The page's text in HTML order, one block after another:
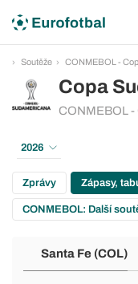
Soutěže CONMEBOL -
Copa
CONMEBOL -
2026
Zprávy Zápasy,
CONMEBOL: Další
Santa Fe (COL)